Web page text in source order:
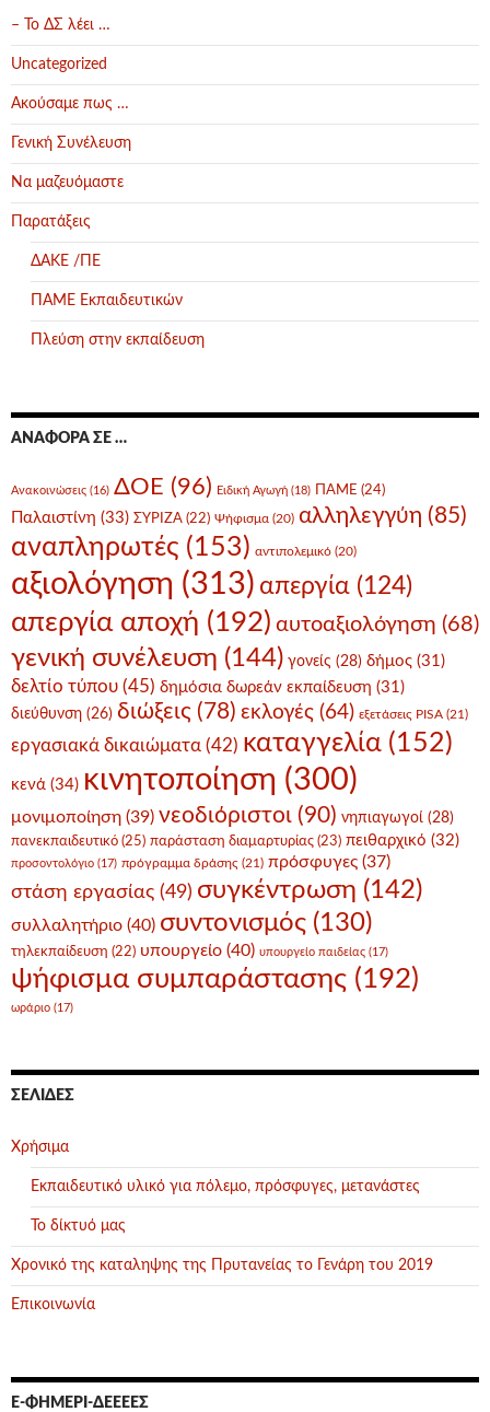
– Το ΔΣ λέει …
Uncategorized
Ακούσαμε πως …
Γενική Συνέλευση
Να μαζευόμαστε
Παρατάξεις
ΔΑΚΕ /ΠΕ
ΠΑΜΕ Εκπαιδευτικών
Πλεύση στην εκπαίδευση
ΑΝΑΦΟΡΆ ΣΕ …
Ανακοινώσεις (16) ΔΟΕ (96) Ειδική Αγωγή (18) ΠΑΜΕ (24)
Παλαιστίνη (33) ΣΥΡΙΖΑ (22) Ψήφισμα (20) αλληλεγγύη (85)
αναπληρωτές (153) αντιπολεμικό (20)
αξιολόγηση (313) απεργία (124)
απεργία αποχή (192) αυτοαξιολόγηση (68)
γενική συνέλευση (144) γονείς (28) δήμος (31)
δελτίο τύπου (45) δημόσια δωρεάν εκπαίδευση (31)
διεύθυνση (26) διώξεις (78) εκλογές (64) εξετάσεις PISA (21)
εργασιακά δικαιώματα (42) καταγγελία (152)
κενά (34) κινητοποίηση (300)
μονιμοποίηση (39) νεοδιόριστοι (90) νηπιαγωγοί (28)
πανεκπαιδευτικό (25) παράσταση διαμαρτυρίας (23) πειθαρχικό (32)
προσοντολόγιο (17) πρόγραμμα δράσης (21) πρόσφυγες (37)
στάση εργασίας (49) συγκέντρωση (142)
συλλαλητήριο (40) συντονισμός (130)
τηλεκπαίδευση (22) υπουργείο (40) υπουργείο παιδείας (17)
ψήφισμα συμπαράστασης (192)
ωράριο (17)
ΣΕΛΊΔΕΣ
Χρήσιμα
Εκπαιδευτικό υλικό για πόλεμο, πρόσφυγες, μετανάστες
Το δίκτυό μας
Χρονικό της καταληψης της Πρυτανείας το Γενάρη του 2019
Επικοινωνία
Ε-ΦΗΜΕΡΊ-ΔΕΕΕΕΣ